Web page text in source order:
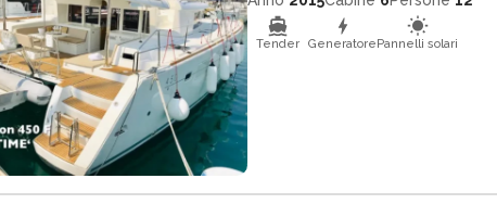
Tender GeneratorePannelli solari